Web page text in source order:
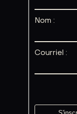
Nom :
Courriel :